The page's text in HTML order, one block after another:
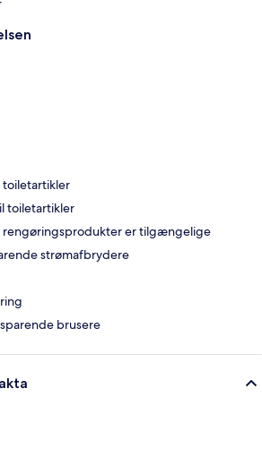
toiletartikler
rengøringsprodukter er tilgængelige
strømafbrydere
brusere